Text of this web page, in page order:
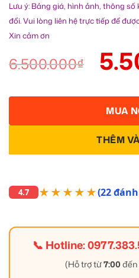
Lưu ý: Bảng giá, hình ảnh, thông
đổi. Vui lòng liên hệ trực tiếp để
Xin cảm ơn
6.500.000₫
THÊM
MUA
4.7 ★★★★★(22
📞 Hotline:
(Hỗ trợ từ7:00 đến